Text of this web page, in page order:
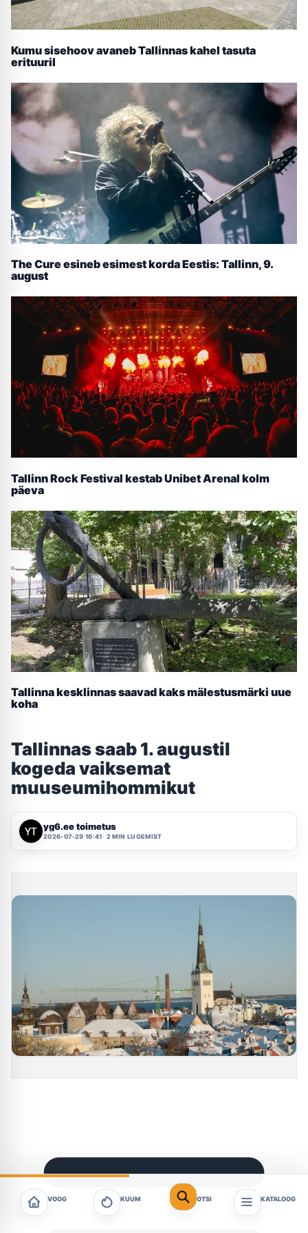
Kumu sisehoov avaneb Tallinnas kahel tasuta
erituuril
The Cure esineb esimest korda Eestis: Tallinn, 9.
august
Tallinn Rock Festival kestab Unibet Arenal kolm
päeva
Tallinna kesklinnas saavad kaks mälestusmärki uue
koha
Tallinnas saab 1. augustil
kogeda vaiksemat
muuseumihommikut
yg6.ee toimetus
2026-07-29 16:41 2 MIN LUGEMIST
VOOG KUUM OTSI KATALOOG